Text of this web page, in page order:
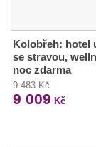
Kolobřeh: hotel
se stravou,
noc zdarma
9 483 Kč
9 009 Kč